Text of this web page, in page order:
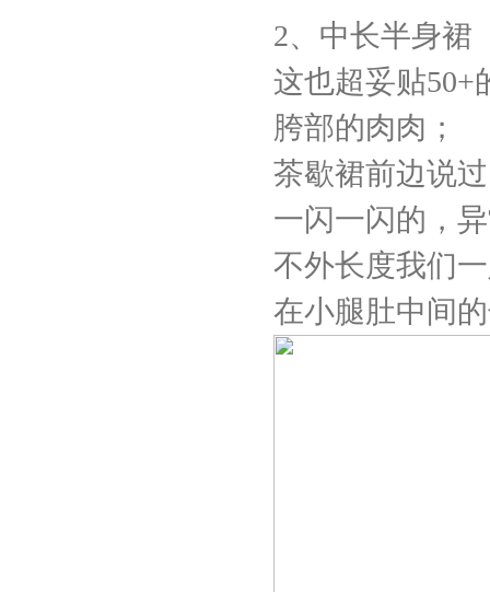
2、中长半身裙
这也超妥贴50+
胯部的肉肉；
茶歇裙前边说
一闪一闪的，
不外长度我们
在小腿肚中间